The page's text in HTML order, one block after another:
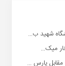
شهید ب...
میک...
پارس ...